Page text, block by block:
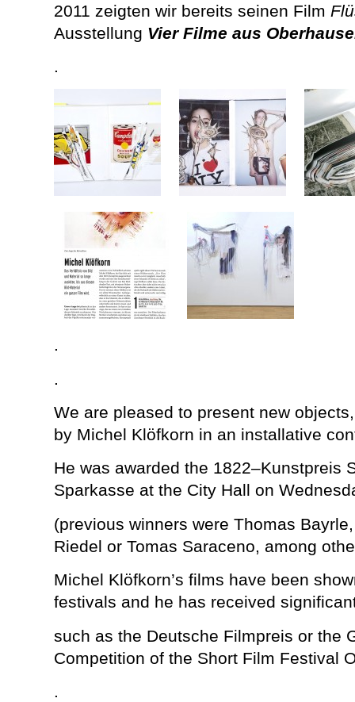
2011 zeigten wir bereits seinen Film
Ausstellung Vier Filme aus
.
.
We are pleased to present new objects,
by Michel Klöfkorn in an installative
He was awarded the 1822–Kunstpreis
Sparkasse at the City Hall on
(previous winners were Thomas Bayrle,
Riedel or Tomas Saraceno, among
Michel Klöfkorn’s films have been
festivals and he has received
such as the Deutsche Filmpreis or the
Competition of the Short Film Festival
.